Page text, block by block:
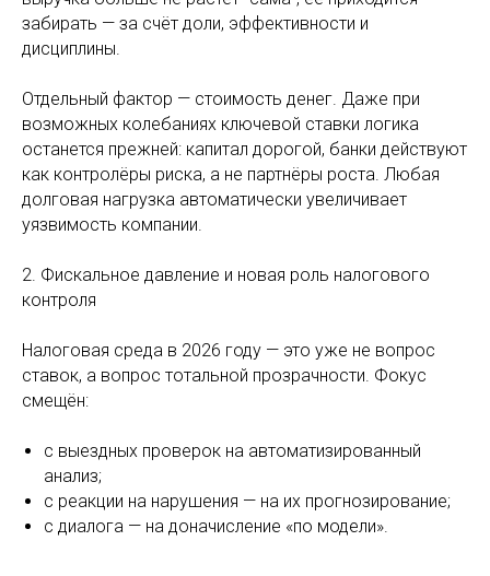
забирать — за счёт доли, эффективности и
дисциплины.
Отдельный фактор — стоимость денег. Даже при
возможных колебаниях ключевой ставки логика
останется прежней: капитал дорогой, банки действуют
как контролёры риска, а не партнёры роста. Любая
долговая нагрузка автоматически увеличивает
уязвимость компании.
2. Фискальное давление и новая роль налогового
контроля
Налоговая среда в 2026 году — это уже не вопрос
ставок, а вопрос тотальной прозрачности. Фокус
смещён:
с выездных проверок на автоматизированный
анализ;
с реакции на нарушения — на их прогнозирование;
с диалога — на доначисление «по модели».